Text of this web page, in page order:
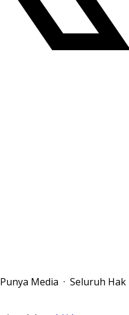
Media · Seluruh Hak